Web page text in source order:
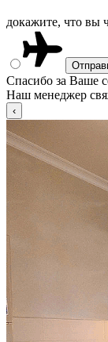
докажите, что вы
Спасибо за Ваше
Наш менеджер